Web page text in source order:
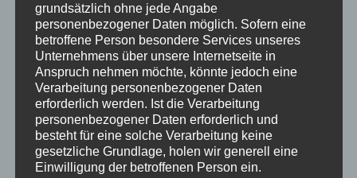
Viel Spaß beim Aussuchen des neuen Lesestoffs
grundsätzlich ohne jede Angabe
personenbezogener Daten möglich. Sofern eine
betroffene Person besondere Services unseres
Unternehmens über unsere Internetseite in
Anspruch nehmen möchte, könnte jedoch eine
Verarbeitung personenbezogener Daten
erforderlich werden. Ist die Verarbeitung
personenbezogener Daten erforderlich und
besteht für eine solche Verarbeitung keine
gesetzliche Grundlage, holen wir generell eine
Einwilligung der betroffenen Person ein.